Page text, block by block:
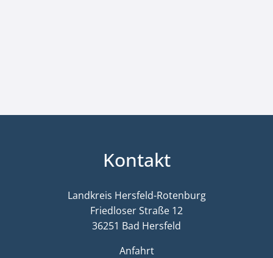
Kontakt
Landkreis Hersfeld-Rotenburg
Friedloser Straße 12
36251 Bad Hersfeld
Anfahrt